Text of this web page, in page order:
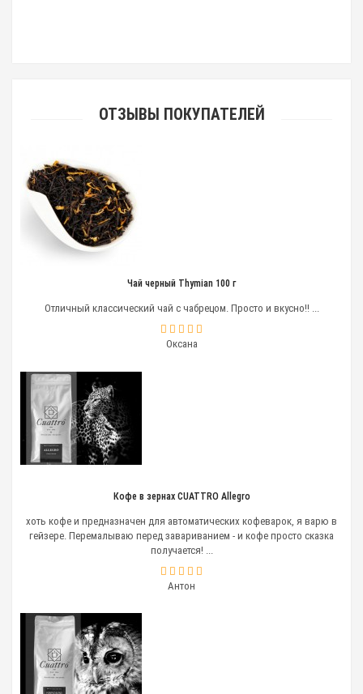
ОТЗЫВЫ ПОКУПАТЕЛЕЙ
Чай черный Thymian 100 г
Отличный классический чай с чабрецом. Просто и вкусно!! ...
Оксана
Кофе в зернах CUATTRO Allegro
хоть кофе и предназначен для автоматических кофеварок, я варю в
гейзере. Перемалываю перед завариванием - и кофе просто сказка
получается! ...
Антон